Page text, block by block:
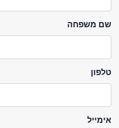
שם משפחה
טלפון
אימייל